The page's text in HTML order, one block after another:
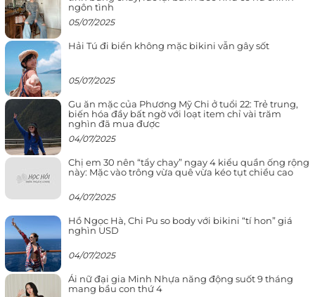
ngôn tình
05/07/2025
Hải Tú đi biển không mặc bikini vẫn gây sốt
05/07/2025
Gu ăn mặc của Phương Mỹ Chi ở tuổi 22: Trẻ trung,
biến hóa đầy bất ngờ với loạt item chỉ vài trăm
nghìn đã mua được
04/07/2025
Chị em 30 nên “tẩy chay” ngay 4 kiểu quần ống rộng
này: Mặc vào trông vừa quê vừa kéo tụt chiều cao
04/07/2025
Hồ Ngọc Hà, Chi Pu so body với bikini “tí hon” giá
nghìn USD
04/07/2025
Ái nữ đại gia Minh Nhựa năng động suốt 9 tháng
mang bầu con thứ 4